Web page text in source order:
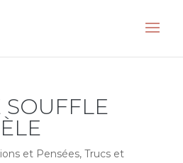
SOUFFLE
et Pensées, Trucs et